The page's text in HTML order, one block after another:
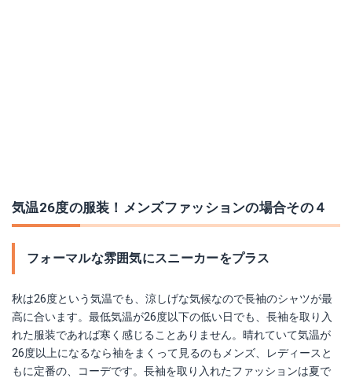
気温26度の服装！メンズファッションの場合その４
フォーマルな雰囲気にスニーカーをプラス
秋は26度という気温でも、涼しげな気候なので長袖のシャツが最
高に合います。最低気温が26度以下の低い日でも、長袖を取り入
れた服装であれば寒く感じることありません。晴れていて気温が
26度以上になるなら袖をまくって見るのもメンズ、レディースと
もに定番の、コーデです。長袖を取り入れたファッションは夏で